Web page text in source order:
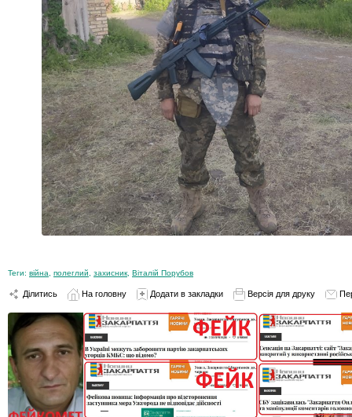
Теги: війна полеглий захисник Віталій Порубов
Ділитись На головну Додати в закладки Версія для друку